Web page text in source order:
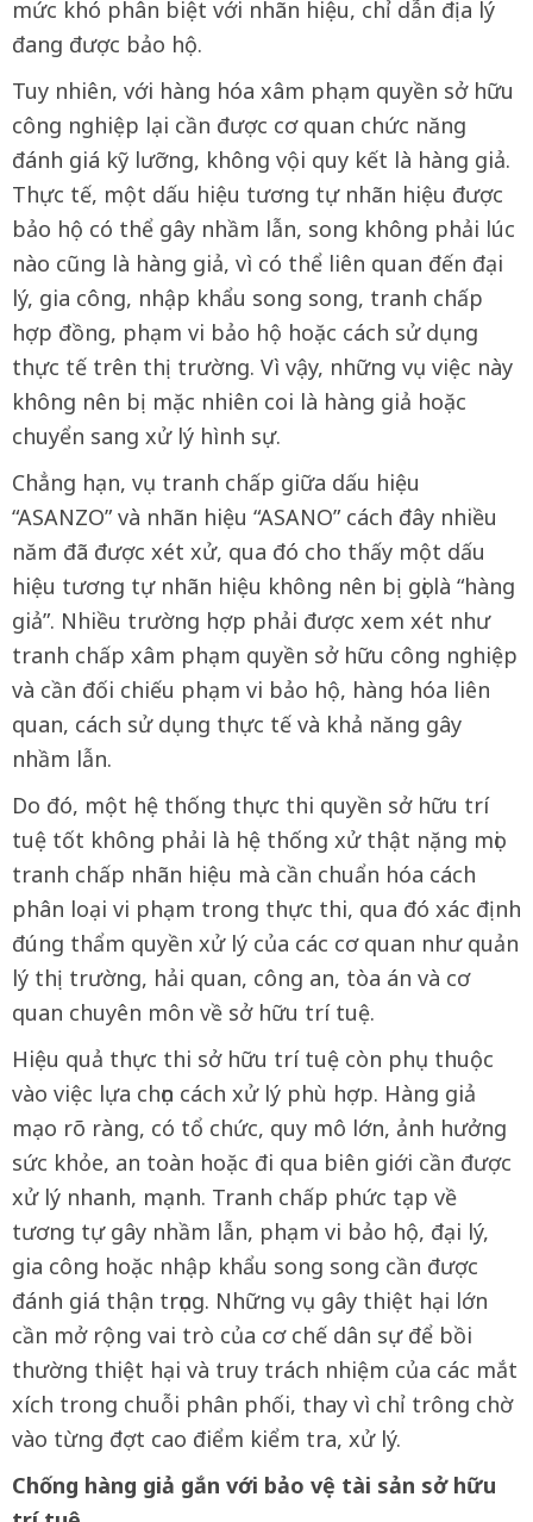
mức khó phân biệt với nhãn hiệu, chỉ dẫn địa lý
đang được bảo hộ.
Tuy nhiên, với hàng hóa xâm phạm quyền sở hữu
công nghiệp lại cần được cơ quan chức năng
đánh giá kỹ lưỡng, không vội quy kết là hàng giả.
Thực tế, một dấu hiệu tương tự nhãn hiệu được
bảo hộ có thể gây nhầm lẫn, song không phải lúc
nào cũng là hàng giả, vì có thể liên quan đến đại
lý, gia công, nhập khẩu song song, tranh chấp
hợp đồng, phạm vi bảo hộ hoặc cách sử dụng
thực tế trên thị trường. Vì vậy, những vụ việc này
không nên bị mặc nhiên coi là hàng giả hoặc
chuyển sang xử lý hình sự.
Chẳng hạn, vụ tranh chấp giữa dấu hiệu
“ASANZO” và nhãn hiệu “ASANO” cách đây nhiều
năm đã được xét xử, qua đó cho thấy một dấu
hiệu tương tự nhãn hiệu không nên bị gọi là “hàng
giả”. Nhiều trường hợp phải được xem xét như
tranh chấp xâm phạm quyền sở hữu công nghiệp
và cần đối chiếu phạm vi bảo hộ, hàng hóa liên
quan, cách sử dụng thực tế và khả năng gây
nhầm lẫn.
Do đó, một hệ thống thực thi quyền sở hữu trí
tuệ tốt không phải là hệ thống xử thật nặng mọi
tranh chấp nhãn hiệu mà cần chuẩn hóa cách
phân loại vi phạm trong thực thi, qua đó xác định
đúng thẩm quyền xử lý của các cơ quan như quản
lý thị trường, hải quan, công an, tòa án và cơ
quan chuyên môn về sở hữu trí tuệ.
Hiệu quả thực thi sở hữu trí tuệ còn phụ thuộc
vào việc lựa chọn cách xử lý phù hợp. Hàng giả
mạo rõ ràng, có tổ chức, quy mô lớn, ảnh hưởng
sức khỏe, an toàn hoặc đi qua biên giới cần được
xử lý nhanh, mạnh. Tranh chấp phức tạp về
tương tự gây nhầm lẫn, phạm vi bảo hộ, đại lý,
gia công hoặc nhập khẩu song song cần được
đánh giá thận trọng. Những vụ gây thiệt hại lớn
cần mở rộng vai trò của cơ chế dân sự để bồi
thường thiệt hại và truy trách nhiệm của các mắt
xích trong chuỗi phân phối, thay vì chỉ trông chờ
vào từng đợt cao điểm kiểm tra, xử lý.
Chống hàng giả gắn với bảo vệ tài sản sở hữu